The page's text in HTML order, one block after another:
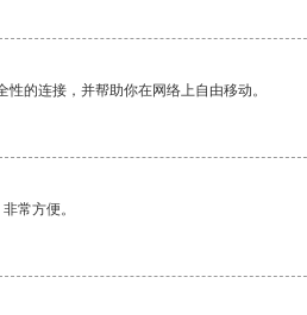
的连接，并帮助你在网络上自由移动。
常方便。